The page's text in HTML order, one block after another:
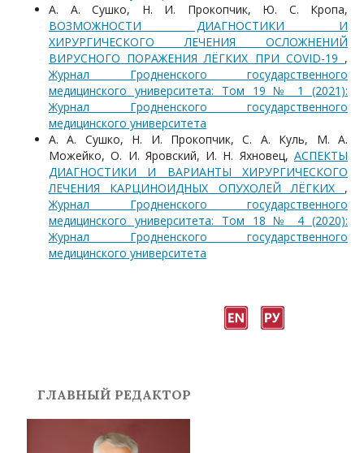
А. А. Сушко, Н. И. Прокопчик, Ю. С. Кропа,
ВОЗМОЖНОСТИ ДИАГНОСТИКИ И
ХИРУРГИЧЕСКОГО ЛЕЧЕНИЯ ОСЛОЖНЕНИЙ
ВИРУСНОГО ПОРАЖЕНИЯ ЛЁГКИХ ПРИ COVID-19 ,
Журнал Гродненского государственного
медицинского университета: Том 19 № 1 (2021):
Журнал Гродненского государственного
медицинского университета
А. А. Сушко, Н. И. Прокопчик, С. А. Куль, М. А.
Можейко, О. И. Яровский, И. Н. Яхновец, АСПЕКТЫ
ДИАГНОСТИКИ И ВАРИАНТЫ ХИРУРГИЧЕСКОГО
ЛЕЧЕНИЯ КАРЦИНОИДНЫХ ОПУХОЛЕЙ ЛЁГКИХ ,
Журнал Гродненского государственного
медицинского университета: Том 18 № 4 (2020):
Журнал Гродненского государственного
медицинского университета
ГЛАВНЫЙ РЕДАКТОР